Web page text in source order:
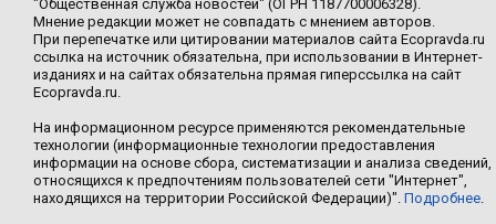
"Общественная служба новостей" (ОГРН 1187700006328).
Мнение редакции может не совпадать с мнением авторов.
При перепечатке или цитировании материалов сайта Ecopravda.ru
ссылка на источник обязательна, при использовании в Интернет-
изданиях и на сайтах обязательна прямая гиперссылка на сайт
Ecopravda.ru.
На информационном ресурсе применяются рекомендательные
технологии (информационные технологии предоставления
информации на основе сбора, систематизации и анализа сведений,
относящихся к предпочтениям пользователей сети "Интернет",
находящихся на территории Российской Федерации)". Подробнее